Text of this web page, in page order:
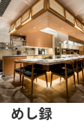
めし録